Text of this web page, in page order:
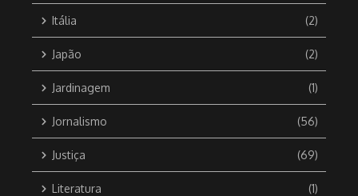
Itália (2)
Japão (2)
Jardinagem (1)
Jornalismo (56)
Justiça (69)
Literatura (1)